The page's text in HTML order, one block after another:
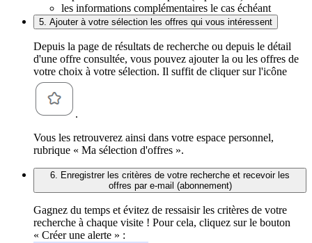
les informations complémentaires le cas échéant
5. Ajouter à votre sélection les offres qui vous intéressent
Depuis la page de résultats de recherche ou depuis le détail
d'une offre consultée, vous pouvez ajouter la ou les offres de
votre choix à votre sélection. Il suffit de cliquer sur l'icône
.
Vous les retrouverez ainsi dans votre espace personnel,
rubrique « Ma sélection d'offres ».
6. Enregistrer les critères de votre recherche et recevoir les
offres par e-mail (abonnement)
Gagnez du temps et évitez de ressaisir les critères de votre
recherche à chaque visite ! Pour cela, cliquez sur le bouton
« Créer une alerte » :